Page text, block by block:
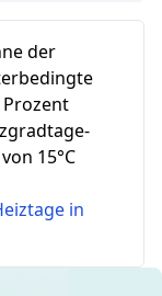
der
15°C
in